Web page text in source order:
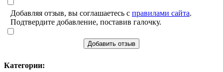
Добавляя отзыв, вы соглашаетесь с правилами сайта.
Подтвердите добавление, поставив галочку.
Добавить отзыв
Категории: